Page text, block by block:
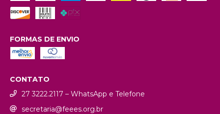
FORMAS DE ENVIO
CONTATO
27 3222.2117 – WhatsApp e Telefone
secretaria@feees.org.br